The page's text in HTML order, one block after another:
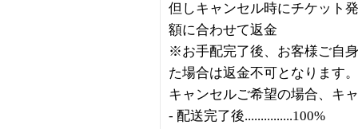
但しキャンセル時にチケット
額に合わせて返金
※お手配完了後、お客様ご自
た場合は返金不可となります。
キャンセルご希望の場合、キ
- 配送完了後...............100%